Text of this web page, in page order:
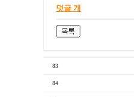
덧글 개
83
84